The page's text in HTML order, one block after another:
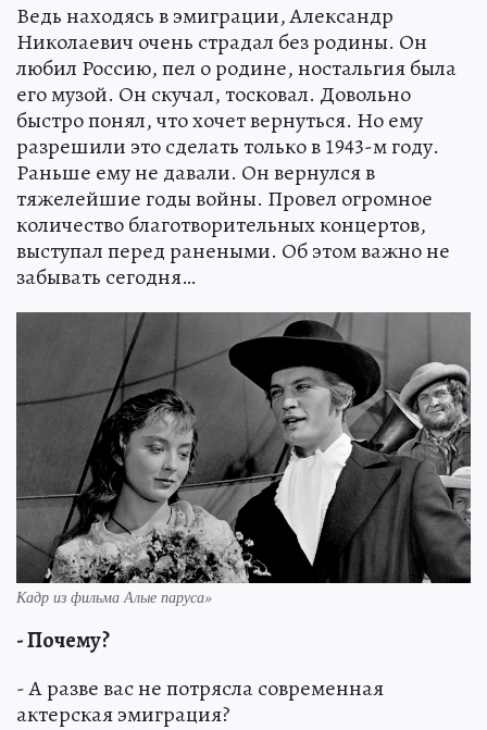
Ведь находясь в эмиграции, Александр
Николаевич очень страдал без родины. Он
любил Россию, пел о родине, ностальгия была
его музой. Он скучал, тосковал. Довольно
быстро понял, что хочет вернуться. Но ему
разрешили это сделать только в 1943-м году.
Раньше ему не давали. Он вернулся в
тяжелейшие годы войны. Провел огромное
количество благотворительных концертов,
выступал перед ранеными. Об этом важно не
забывать сегодня…
Кадр из фильма Алые паруса»
- Почему?
- А разве вас не потрясла современная
актерская эмиграция?